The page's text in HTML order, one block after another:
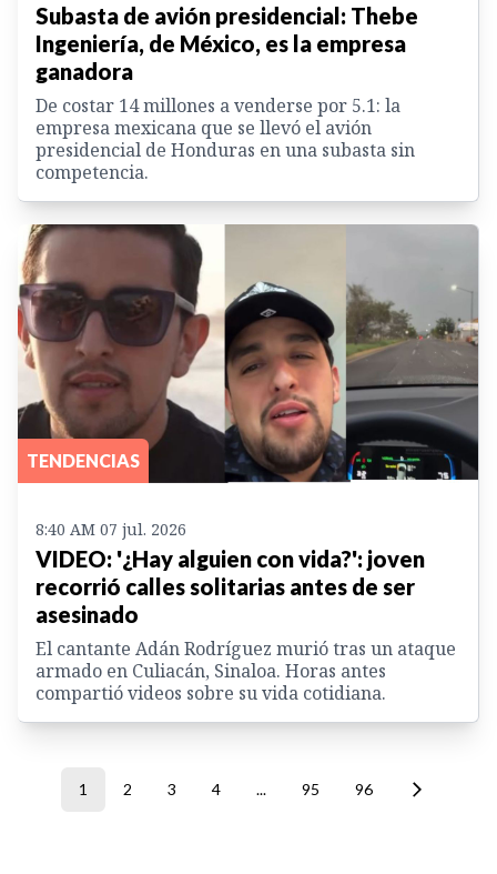
Subasta de avión presidencial: Thebe
Ingeniería, de México, es la empresa
ganadora
De costar 14 millones a venderse por 5.1: la
empresa mexicana que se llevó el avión
presidencial de Honduras en una subasta sin
competencia.
TENDENCIAS
8:40 AM 07 jul. 2026
VIDEO: '¿Hay alguien con vida?': joven
recorrió calles solitarias antes de ser
asesinado
El cantante Adán Rodríguez murió tras un ataque
armado en Culiacán, Sinaloa. Horas antes
compartió videos sobre su vida cotidiana.
1 2 3 4 ... 95 96